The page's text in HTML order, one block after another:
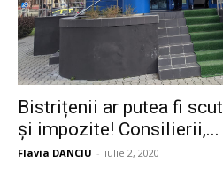
Bistrițenii ar putea fi
și impozite! Consilierii,...
Flavia DANCIU - iulie 2, 2020